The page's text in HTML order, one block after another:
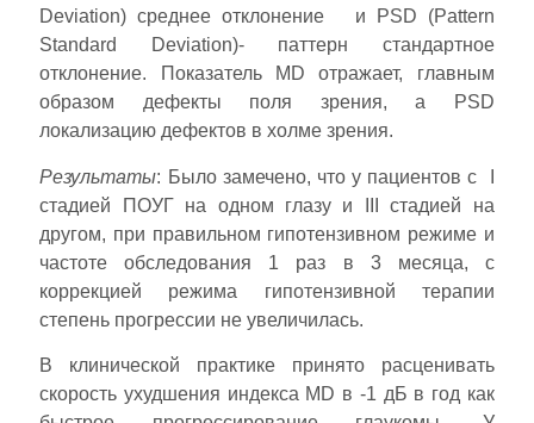
Deviation) среднее отклонение и PSD (Pattern
Standard Deviation)- паттерн стандартное
отклонение. Показатель MD отражает, главным
образом дефекты поля зрения, а PSD
локализацию дефектов в холме зрения.
Результаты: Было замечено, что у пациентов с I
стадией ПОУГ на одном глазу и III стадией на
другом, при правильном гипотензивном режиме и
частоте обследования 1 раз в 3 месяца, с
коррекцией режима гипотензивной терапии
степень прогрессии не увеличилась.
В клинической практике принято расценивать
скорость ухудшения индекса MD в -1 дБ в год как